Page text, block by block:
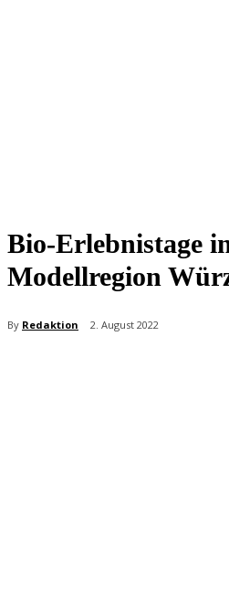
Bio-Erlebnistage
Modellregion
By Redaktion 2. August 2022